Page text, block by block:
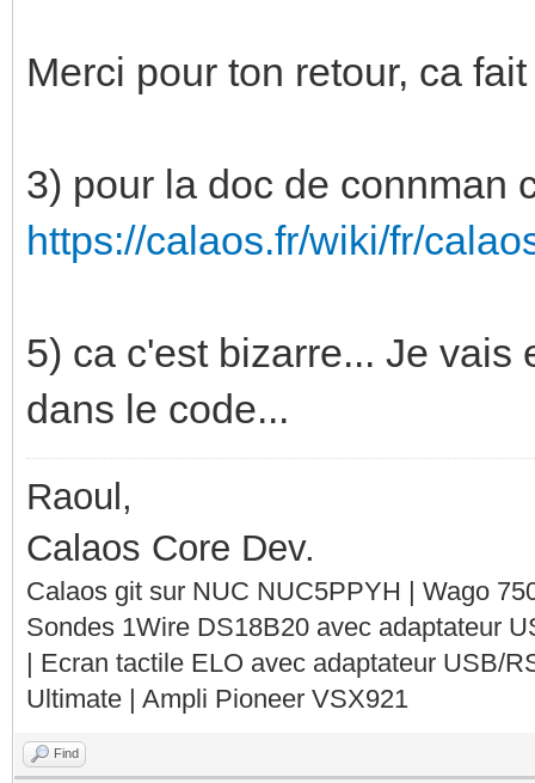
Merci pour ton retour, ca
3) pour la doc de connman
https://calaos.fr/wiki/fr/
5) ca c'est bizarre... Je
dans le code...
Raoul,
Calaos Core Dev.
Calaos git sur NUC NUC5PPYH | Wago
Sondes 1Wire DS18B20 avec adaptateur
| Ecran tactile ELO avec adaptateur USB/
Ultimate | Ampli Pioneer VSX921
Find